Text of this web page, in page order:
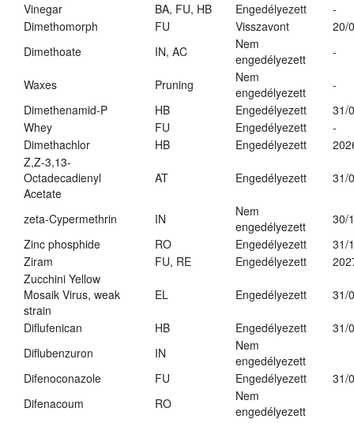
Vinegar
BA, FU, HB Engedélyezett
-
Dimethomorph
FU Visszavont
20/
Dimethoate
IN, AC
Nem
engedélyezett
-
Waxes Pruning
Nem
engedélyezett
-
Dimethenamid-P
HB Engedélyezett
31/
Whey
FU Engedélyezett
-
Dimethachlor
HB Engedélyezett
Z,Z-3,13-
Octadecadienyl
Acetate
AT Engedélyezett 31/
zeta-Cypermethrin IN
Nem
engedélyezett
30/
Zinc phosphide
RO Engedélyezett
31/
Ziram
FU, RE Engedélyezett
Zucchini Yellow
Mosaik Virus, weak
strain
EL Engedélyezett 31/
Diflufenican HB Engedélyezett
31/
Diflubenzuron
IN
Nem
engedélyezett
Difenoconazole
FU Engedélyezett
31/
Difenacoum
RO
Nem
engedélyezett